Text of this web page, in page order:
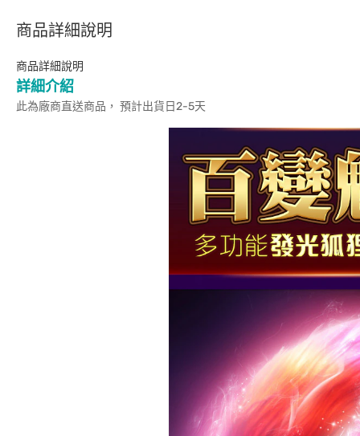
商品詳細說明
商品詳細說明
詳細介紹
此為廠商直送商品， 預計出貨日2-5天